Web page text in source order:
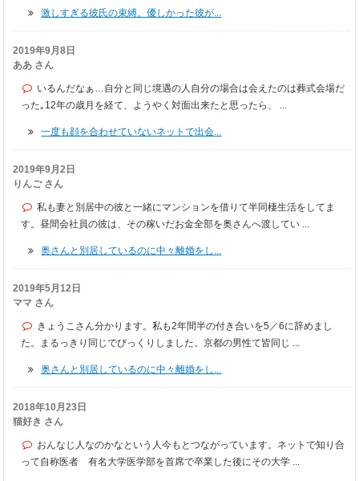
激しすぎる彼氏の束縛。優しかった彼が...
2019年9月8日
ああ さん
いるんだなぁ…自分と同じ境遇の人自分の場合は会えたのは葬式会場だ
った｡12年の歳月を経て、ようやく対面出来たと思ったら、 ...
一度も顔を合わせていないネットで出会...
2019年9月2日
りんご さん
私も妻と別居中の彼と一緒にマンションを借りて半同棲生活をしてま
す。昼間会社員の彼は、その稼いだお金全部を奥さんへ渡してい ...
奥さんと別居しているのに中々離婚をし...
2019年5月12日
ママ さん
きょうこさん分かります。私も2年間半の付き合いを5／6に辞めまし
た。まるっきり同じでびっくりしました。京都の男性て皆同じ ...
奥さんと別居しているのに中々離婚をし...
2018年10月23日
猫好き さん
おんなじ人なのかなという人今もとつながっています。ネットで知り合
って自称医者 有名大学医学部を首席で卒業した後にその大学 ...